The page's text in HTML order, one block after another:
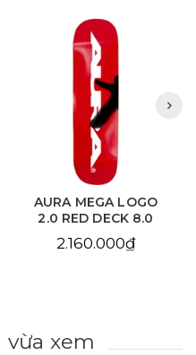
AURA CHAIN EYE
LOVE SKY BLUE DECK
8.125
vừa xem